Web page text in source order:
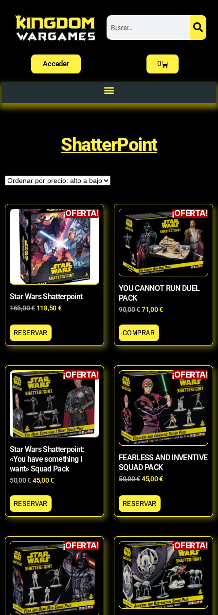
Acceder 0
ShatterPoint
¡OFERTA!
Star Wars Shatterpoint
165,00€ 118,50€
RESERVAR
¡OFERTA!
YOU CANNOT RUN DUEL
PACK
90,00€71,00€
COMPRAR
¡OFERTA!
Star Wars Shatterpoint:
«You have something I
want» Squad Pack
50,00€45,00€
RESERVAR
¡OFERTA!
FEARLESS AND INVENTIVE
SQUAD PACK
50,00€45,00€
RESERVAR
¡OFERTA! ¡OFERTA!